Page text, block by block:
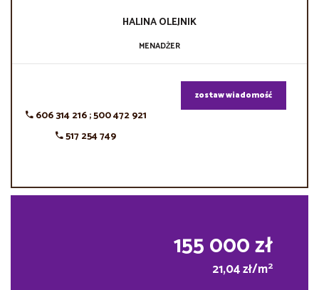
HALINAOLEJNIK
MENADŻER
606 314 216 ; 500 472 921
517 254 749
zostaw wiadomość
155 000 zł
21,04 zł/m2